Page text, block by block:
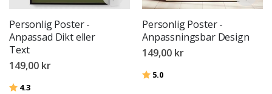
Personlig Poster -
Anpassad Dikt eller
Text
149,00 kr
Betyg:
4.3
Personlig Poster -
Anpassningsbar Design
149,00 kr
Betyg:
5.0